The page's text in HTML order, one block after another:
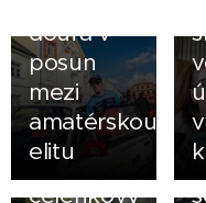
doufá v
posun
mezi
amatérskou
elitu
21.07.2026
Lenka
Kurečková
buduje
svůj
čelenkový
v